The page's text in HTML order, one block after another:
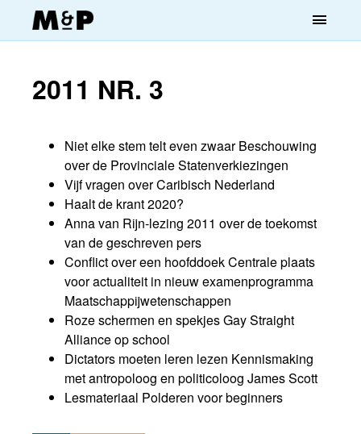
menu
2011 NR. 3
Niet elke stem telt even zwaar Beschouwing
over de Provinciale Statenverkiezingen
Vijf vragen over Caribisch Nederland
Haalt de krant 2020?
Anna van Rijn-lezing 2011 over de toekomst
van de geschreven pers
Conflict over een hoofddoek Centrale plaats
voor actualiteit in nieuw examenprogramma
Maatschappijwetenschappen
Roze schermen en spekjes Gay Straight
Alliance op school
Dictators moeten leren lezen Kennismaking
met antropoloog en politicoloog James Scott
Lesmateriaal Polderen voor beginners